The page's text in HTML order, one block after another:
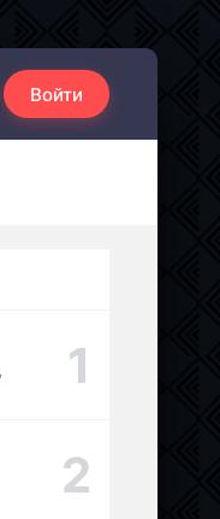
Войти